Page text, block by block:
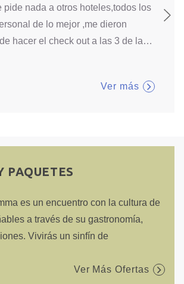
pide nada a otros hoteles,todos los
de lo mejor ,me dieron
hacer el check out a las 3 de la…
La
Ver más
PAQUETES
es un encuentro con la cultura de
a través de su gastronomía,
Vivirás un sinfín de
Ver Más Ofertas